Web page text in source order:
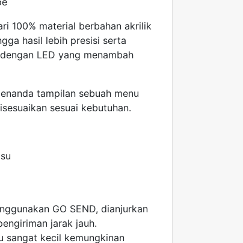
100% material berbahan akrilik
hasil lebih presisi serta
LED yang menambah
tampilan sebuah menu
sesuai kebutuhan.
GO SEND, dianjurkan
jarak jauh.
sangat kecil kemungkinan